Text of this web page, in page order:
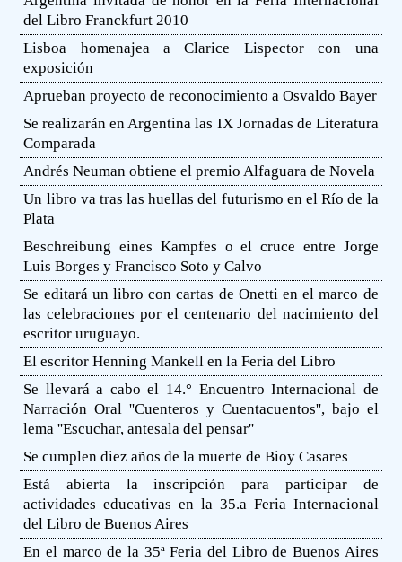
del Libro Franckfurt 2010
Lisboa homenajea a Clarice Lispector con una
exposición
Aprueban proyecto de reconocimiento a Osvaldo Bayer
Se realizarán en Argentina las IX Jornadas de Literatura
Comparada
Andrés Neuman obtiene el premio Alfaguara de Novela
Un libro va tras las huellas del futurismo en el Río de la
Plata
Beschreibung eines Kampfes o el cruce entre Jorge
Luis Borges y Francisco Soto y Calvo
Se editará un libro con cartas de Onetti en el marco de
las celebraciones por el centenario del nacimiento del
escritor uruguayo.
El escritor Henning Mankell en la Feria del Libro
Se llevará a cabo el 14.° Encuentro Internacional de
Narración Oral ''Cuenteros y Cuentacuentos'', bajo el
lema ''Escuchar, antesala del pensar''
Se cumplen diez años de la muerte de Bioy Casares
Está abierta la inscripción para participar de
actividades educativas en la 35.a Feria Internacional
del Libro de Buenos Aires
En el marco de la 35ª Feria del Libro de Buenos Aires